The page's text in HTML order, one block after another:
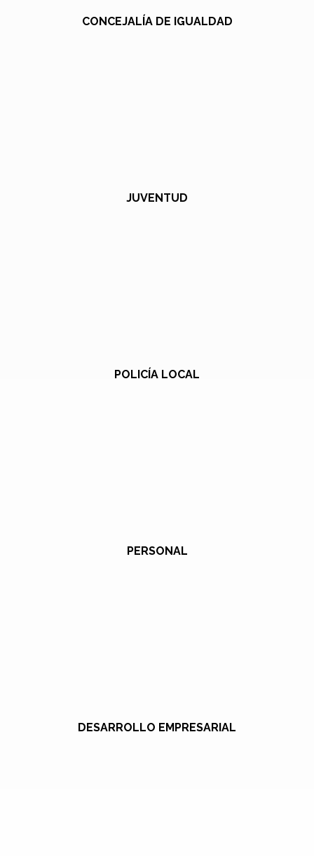
CONCEJALÍA DE IGUALDAD
JUVENTUD
POLICÍA LOCAL
PERSONAL
DESARROLLO EMPRESARIAL